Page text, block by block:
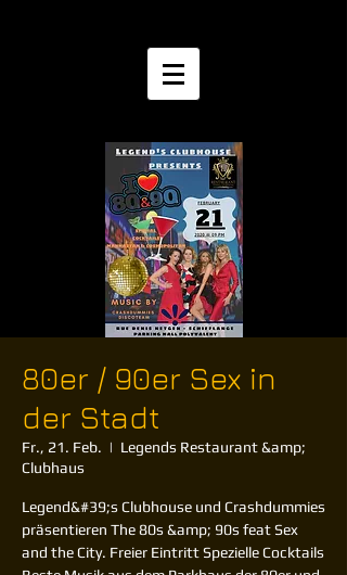
80er / 90er Sex in
der Stadt
Fr., 21. Feb.
  |
Legends Restaurant &amp;
Clubhaus
Legend&#39;s Clubhouse und Crashdummies
präsentieren The 80s &amp; 90s feat Sex
and the City. Freier Eintritt Spezielle Cocktails